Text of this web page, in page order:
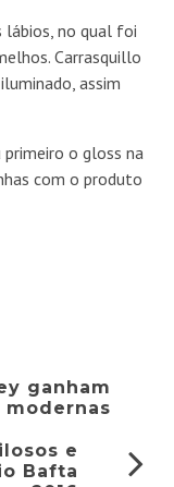
no qual foi
Carrasquillo
assim
o gloss na
com o produto
ganham
modernas
e
Bafta